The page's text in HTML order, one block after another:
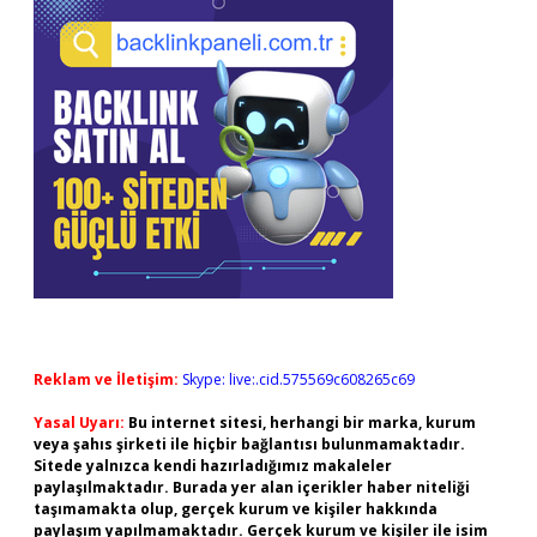
Reklam ve İletişim: Skype: live:.cid.575569c608265c69
Yasal Uyarı: Bu internet sitesi, herhangi bir marka, kurum
veya şahıs şirketi ile hiçbir bağlantısı bulunmamaktadır.
Sitede yalnızca kendi hazırladığımız makaleler
paylaşılmaktadır. Burada yer alan içerikler haber niteliği
taşımamakta olup, gerçek kurum ve kişiler hakkında
paylaşım yapılmamaktadır. Gerçek kurum ve kişiler ile isim